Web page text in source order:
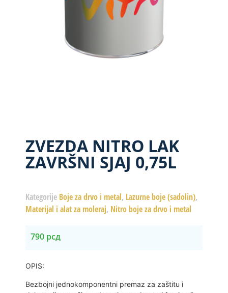
ZVEZDA NITRO LAK
ZAVRŠNI SJAJ 0,75L
Kategorije Boje za drvo i metal, Lazurne boje (sadolin),
Materijal i alat za moleraj, Nitro boje za drvo i metal
790 рсд
OPIS:
Bezbojni jednokomponentni premaz za zaštitu i